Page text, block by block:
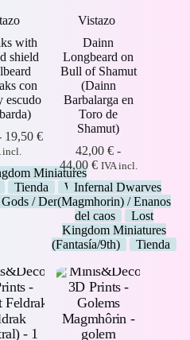
with
shield
con
escudo
19,50€Rango
precios:
desde
6,50 €
hasta
19,50 €
incl.
Miniatures
Tienda
Warriors
/ Demonios
Vistazo
Dainn
Longbeard on
Bull of Shamut
(Dainn
Barbalarga en
Toro de
Shamut)
42,00€ -
44,00 €Rango
de
precios:
desde
42,00 €
hasta
44,00 €
IVA incl.
Infernal Dwarves
(Magmhorin) / Enanos
del caos
Lost
Kingdom Miniatures
(Fantasía/9th)
Tienda